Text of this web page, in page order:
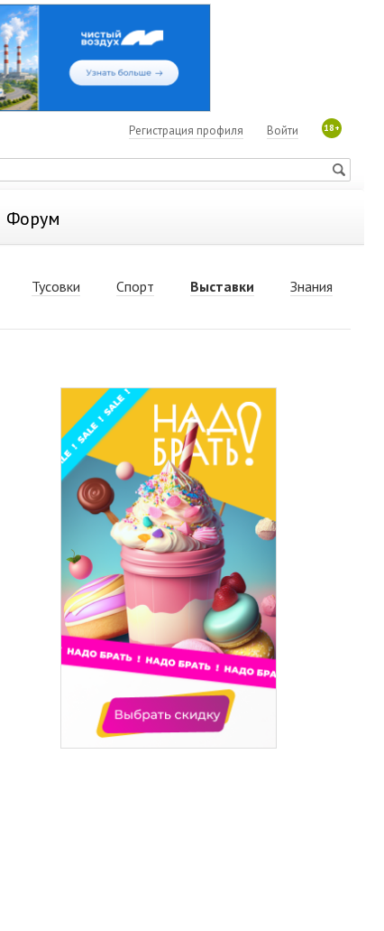
18+
Войти
Регистрация профиля
Форум
Тусовки Спорт Выставки Знания